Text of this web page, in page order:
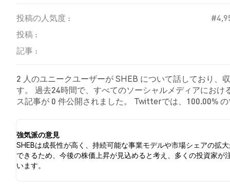
投稿の人気度 :
投稿 :
記事 :
2 人のユニークユーザーが SHEB について話しており、
す。 過去24時間で、すべてのソーシャルメディアにお
ス記事が 0 件公開されました。 Twitterでは、100.00%
強気派の意見
SHEBは成長性が高く、持続可能な事業モデルや市場シェアの拡
できるため、今後の株価上昇が見込めると考え、多くの投資家が
います。